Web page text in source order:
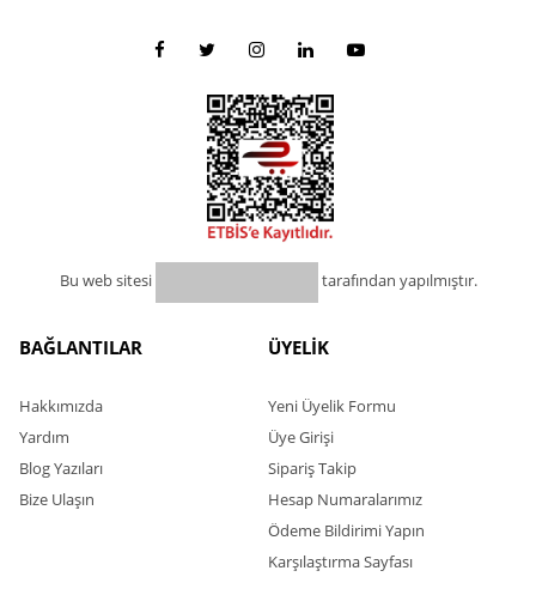
Bu web sitesi tarafından yapılmıştır.
BAĞLANTILAR
Hakkımızda
Yardım
Blog Yazıları
Bize Ulaşın
ÜYELİK
Yeni Üyelik Formu
Üye Girişi
Sipariş Takip
Hesap Numaralarımız
Ödeme Bildirimi Yapın
Karşılaştırma Sayfası